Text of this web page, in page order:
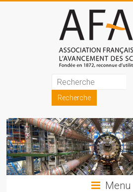
Association
française
pour
l'avancement
des
sciences
Menu